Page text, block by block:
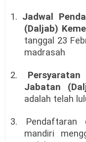
1. Jadwal
(Daljab)
tanggal 23
madrasah
2.
Jabatan
adalah telah
3. Pendaftaran
mandiri